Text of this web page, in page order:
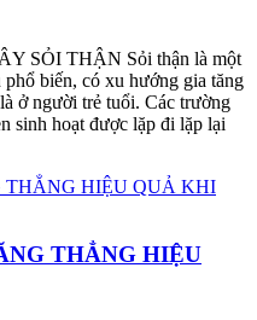
SỎI THẬN Sỏi thận là một
biến, có xu hướng gia tăng
ở người trẻ tuổi. Các trường
sinh hoạt được lặp đi lặp lại
THẲNG HIỆU